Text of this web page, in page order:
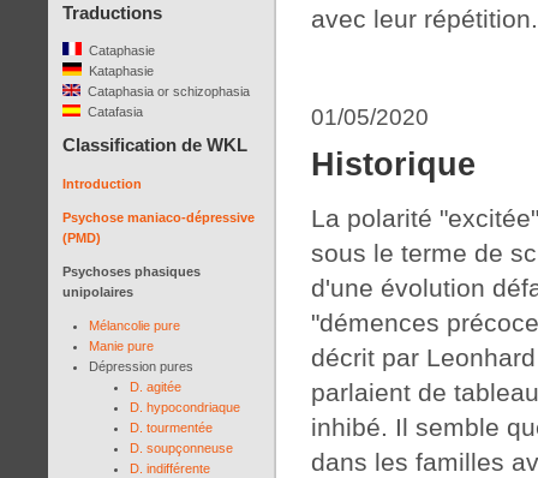
Traductions
Cataphasie
Kataphasie
Cataphasia or schizophasia
Catafasia
Classification de WKL
Introduction
Psychose maniaco-dépressive
(PMD)
Psychoses phasiques
unipolaires
Mélancolie pure
Manie pure
Dépression pures
D. agitée
D. hypocondriaque
D. tourmentée
D. soupçonneuse
D. indifférente
avec leur
01/05/2020
Historique
La polarité
sous le terme de
d'une évolution
"démences
décrit par
parlaient de
inhibé. Il semble
dans les familles